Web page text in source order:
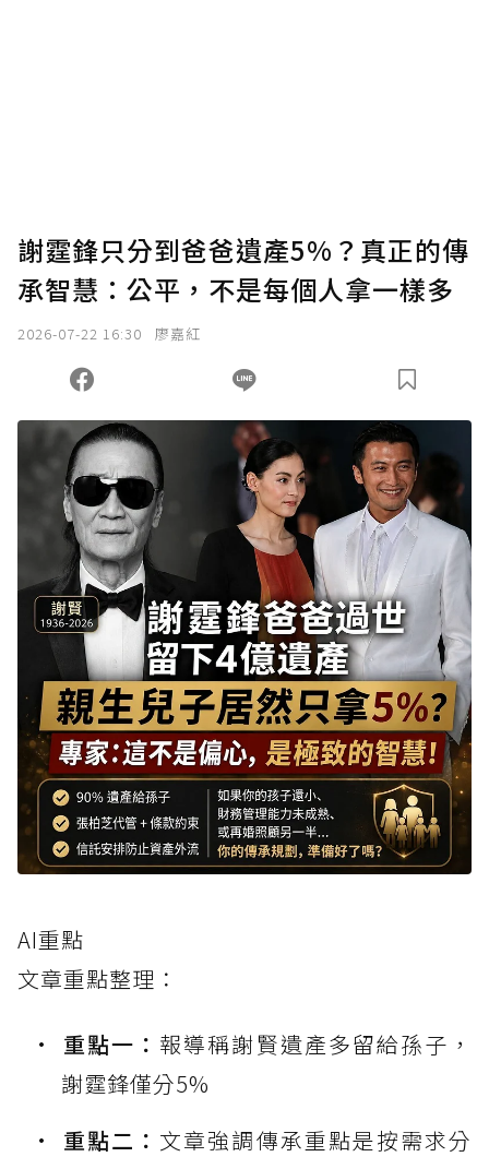
謝霆鋒只分到爸爸遺產5%？真正的傳
承智慧：公平，不是每個人拿一樣多
2026-07-22 16:30 廖嘉紅
AI重點
文章重點整理：
重點一： 報導稱謝賢遺產多留給孫子，
謝霆鋒僅分5%
重點二： 文章強調傳承重點是按需求分